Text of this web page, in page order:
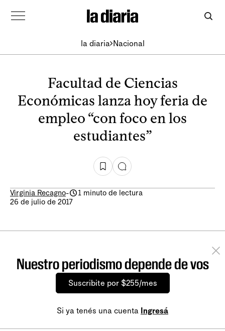
la diaria Nacional
Facultad de Ciencias
Económicas lanza hoy feria de
empleo “con foco en los
estudiantes”
Virginia Recagno-
1 minuto de lectura
26 de julio de 2017
Nuestro periodismo depende de vos
Suscribite por $255/mes
Si ya tenés una cuenta Ingresá